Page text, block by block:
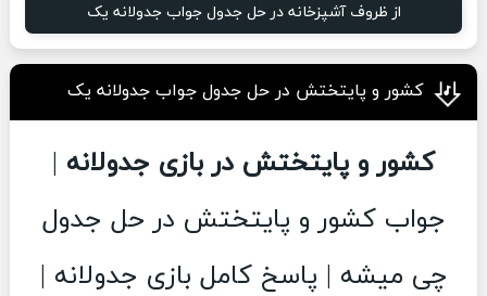
از ظروف آشپزخانه در حل جدول جواب جدولانه یک
کشور و پایتختش در حل جدول جواب جدولانه یک
کشور و پایتختش در بازی جدولانه |
جواب کشور و پایتختش در حل جدول
چی میشه | پاسخ کامل بازی جدولانه |